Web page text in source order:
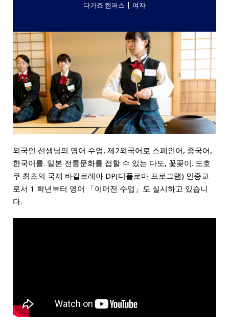
다가죠 캠퍼스 여자
외국인 선생님의 영어 수업, 제2외국어로 스페인어, 중국어,
한국어를. 일본 전통문화를 접할 수 있는 다도, 꽃꽂이. 도호
쿠 최초의 국제 바칼로레아 DP(디플로마 프로그램) 인증교
로서 1 학년부터 영어 「이머전 수업」도 실시하고 있습니
다.